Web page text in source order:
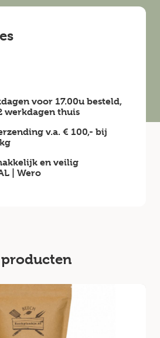
voor 17.00u besteld,
werkdagen thuis
v.a. € 100,- bij
en veilig
| Wero